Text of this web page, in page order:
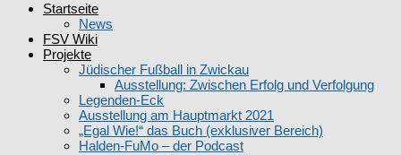
Zwickauer Fussballgeschichten e.V.
Startseite
News
FSV Wiki
Projekte
Jüdischer Fußball in Zwickau
Ausstellung: Zwischen Erfolg und Verfolgung
Legenden-Eck
Ausstellung am Hauptmarkt 2021
„Egal Wie!“ das Buch (exklusiver Bereich)
Halden-FuMo – der Podcast